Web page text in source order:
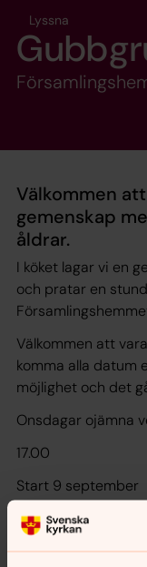
Lyssna
Välkommen
gemenskap
åldrar.
I köket lagar vi en
och pratar en
Välkommen att
komma alla datum
möjlighet och det
Onsdagar ojämna
17.00
Start 9 september